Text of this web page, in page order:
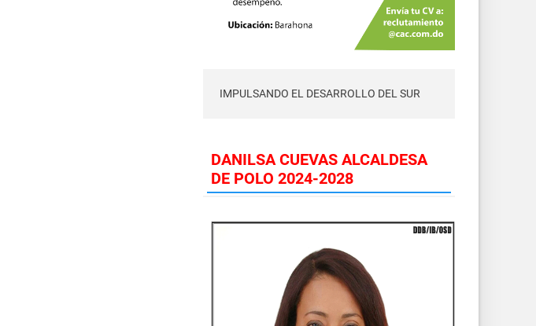
IMPULSANDO EL DESARROLLO DEL SUR
DANILSA CUEVAS ALCALDESA
DE POLO 2024-2028